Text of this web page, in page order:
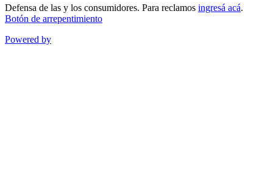
Defensa de las y los consumidores. Para reclamos ingresá acá.
Botón de arrepentimiento
Powered by